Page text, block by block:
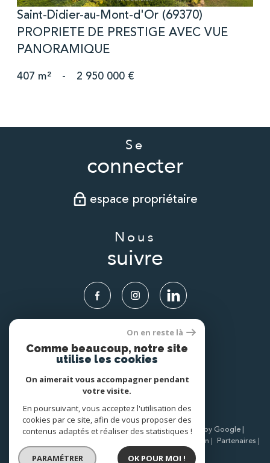
Saint-Didier-au-Mont-d'Or (69370)
PROPRIETE DE PRESTIGE AVEC VUE
PANORAMIQUE
407 m² - 2 950 000 €
Se
connecter
espace propriétaire
Nous
suivre
Nous
adhérons
© 2026 | Tous droits réservés | Traduction powered by Google |
Admin
Partenaires
Politique RGPD
On en reste là
Comme beaucoup, notre site
utilise les cookies
On aimerait vous accompagner pendant
votre visite.
En poursuivant, vous acceptez l'utilisation des
cookies par ce site, afin de vous proposer des
contenus adaptés et réaliser des statistiques !
PARAMÉTRER OK POUR MOI !